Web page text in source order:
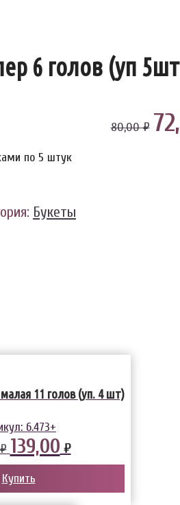
6 голов (уп
80,00 ₽
по 5 штук
Букеты
11 голов (уп. 4 шт)
6.473+
139,00 ₽
Купить